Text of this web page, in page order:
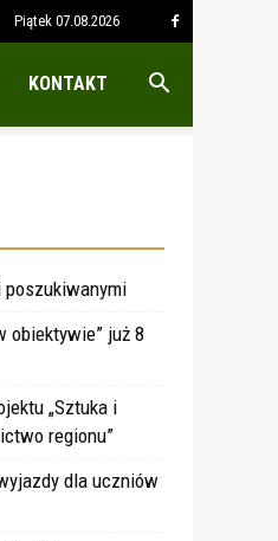
Piątek 07.08.2026
KONTAKT
obiektywie” już 8
„Sztuka i
regionu”
dla uczniów